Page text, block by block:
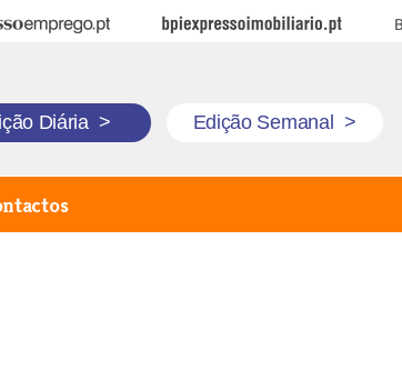
Emprego BPI Expresso Imobiliário
Diária > Edição Semanal >